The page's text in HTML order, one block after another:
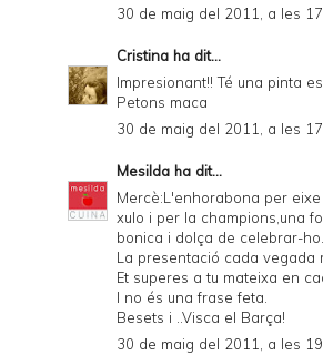
30 de maig del 2011, a les
Cristina ha dit...
Impresionant!! Té una pinta
Petons maca
30 de maig del 2011, a les
Mesilda ha dit...
Mercè:L'enhorabona per
xulo i per la champions,una
bonica i dolça de celebrar-ho.
La presentació cada vegada
Et superes a tu mateixa en
I no és una frase feta.
Besets i ..Visca el Barça!
30 de maig del 2011, a les